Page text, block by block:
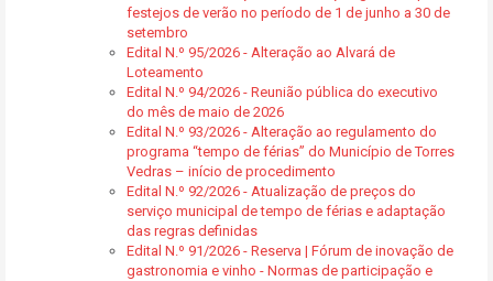
festejos de verão no período de 1 de junho a 30 de
setembro
Edital N.º 95/2026 - Alteração ao Alvará de
Loteamento
Edital N.º 94/2026 - Reunião pública do executivo
do mês de maio de 2026
Edital N.º 93/2026 - Alteração ao regulamento do
programa “tempo de férias” do Município de Torres
Vedras – início de procedimento
Edital N.º 92/2026 - Atualização de preços do
serviço municipal de tempo de férias e adaptação
das regras definidas
Edital N.º 91/2026 - Reserva | Fórum de inovação de
gastronomia e vinho - Normas de participação e